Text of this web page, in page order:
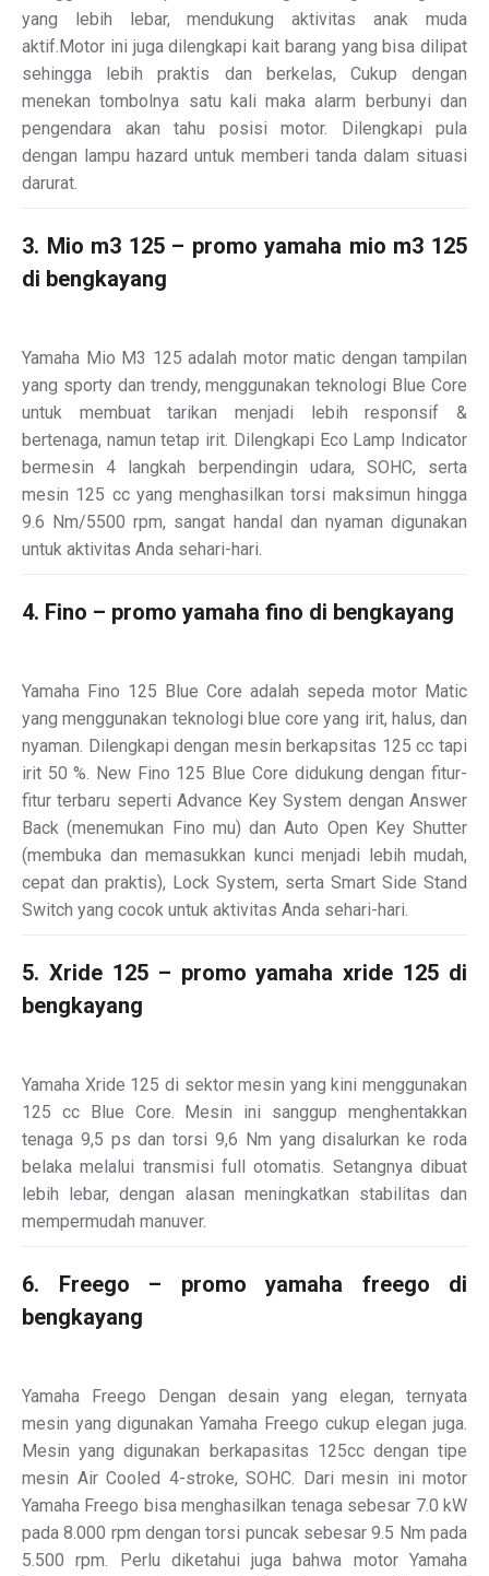
yang lebih lebar, mendukung aktivitas anak muda
aktif.Motor ini juga dilengkapi kait barang yang bisa dilipat
sehingga lebih praktis dan berkelas, Cukup dengan
menekan tombolnya satu kali maka alarm berbunyi dan
pengendara akan tahu posisi motor. Dilengkapi pula
dengan lampu hazard untuk memberi tanda dalam situasi
darurat.
3. Mio m3 125 – promo yamaha mio m3 125
di bengkayang
Yamaha Mio M3 125 adalah motor matic dengan tampilan
yang sporty dan trendy, menggunakan teknologi Blue Core
untuk membuat tarikan menjadi lebih responsif &
bertenaga, namun tetap irit. Dilengkapi Eco Lamp Indicator
bermesin 4 langkah berpendingin udara, SOHC, serta
mesin 125 cc yang menghasilkan torsi maksimun hingga
9.6 Nm/5500 rpm, sangat handal dan nyaman digunakan
untuk aktivitas Anda sehari-hari.
4. Fino – promo yamaha fino di bengkayang
Yamaha Fino 125 Blue Core adalah sepeda motor Matic
yang menggunakan teknologi blue core yang irit, halus, dan
nyaman. Dilengkapi dengan mesin berkapsitas 125 cc tapi
irit 50 %. New Fino 125 Blue Core didukung dengan fitur-
fitur terbaru seperti Advance Key System dengan Answer
Back (menemukan Fino mu) dan Auto Open Key Shutter
(membuka dan memasukkan kunci menjadi lebih mudah,
cepat dan praktis), Lock System, serta Smart Side Stand
Switch yang cocok untuk aktivitas Anda sehari-hari.
5. Xride 125 – promo yamaha xride 125 di
bengkayang
Yamaha Xride 125 di sektor mesin yang kini menggunakan
125 cc Blue Core. Mesin ini sanggup menghentakkan
tenaga 9,5 ps dan torsi 9,6 Nm yang disalurkan ke roda
belaka melalui transmisi full otomatis. Setangnya dibuat
lebih lebar, dengan alasan meningkatkan stabilitas dan
mempermudah manuver.
6. Freego – promo yamaha freego di
bengkayang
Yamaha Freego Dengan desain yang elegan, ternyata
mesin yang digunakan Yamaha Freego cukup elegan juga.
Mesin yang digunakan berkapasitas 125cc dengan tipe
mesin Air Cooled 4-stroke, SOHC. Dari mesin ini motor
Yamaha Freego bisa menghasilkan tenaga sebesar 7.0 kW
pada 8.000 rpm dengan torsi puncak sebesar 9.5 Nm pada
5.500 rpm. Perlu diketahui juga bahwa motor Yamaha